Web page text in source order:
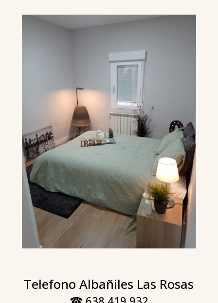
Telefono Albañiles Las Rosas